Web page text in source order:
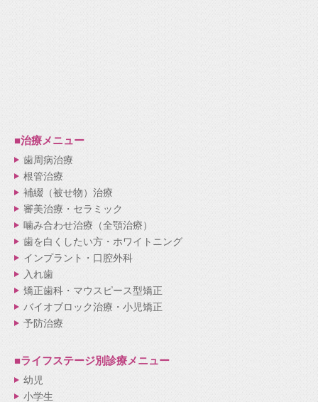
■治療メニュー
歯周病治療
根管治療
補綴（被せ物）治療
審美治療・セラミック
噛み合わせ治療（全顎治療）
歯を白くしたい方・ホワイトニング
インプラント・口腔外科
入れ歯
矯正歯科・マウスピース型矯正
バイオブロック治療・小児矯正
予防治療
■ライフステージ別診療メニュー
幼児
小学生